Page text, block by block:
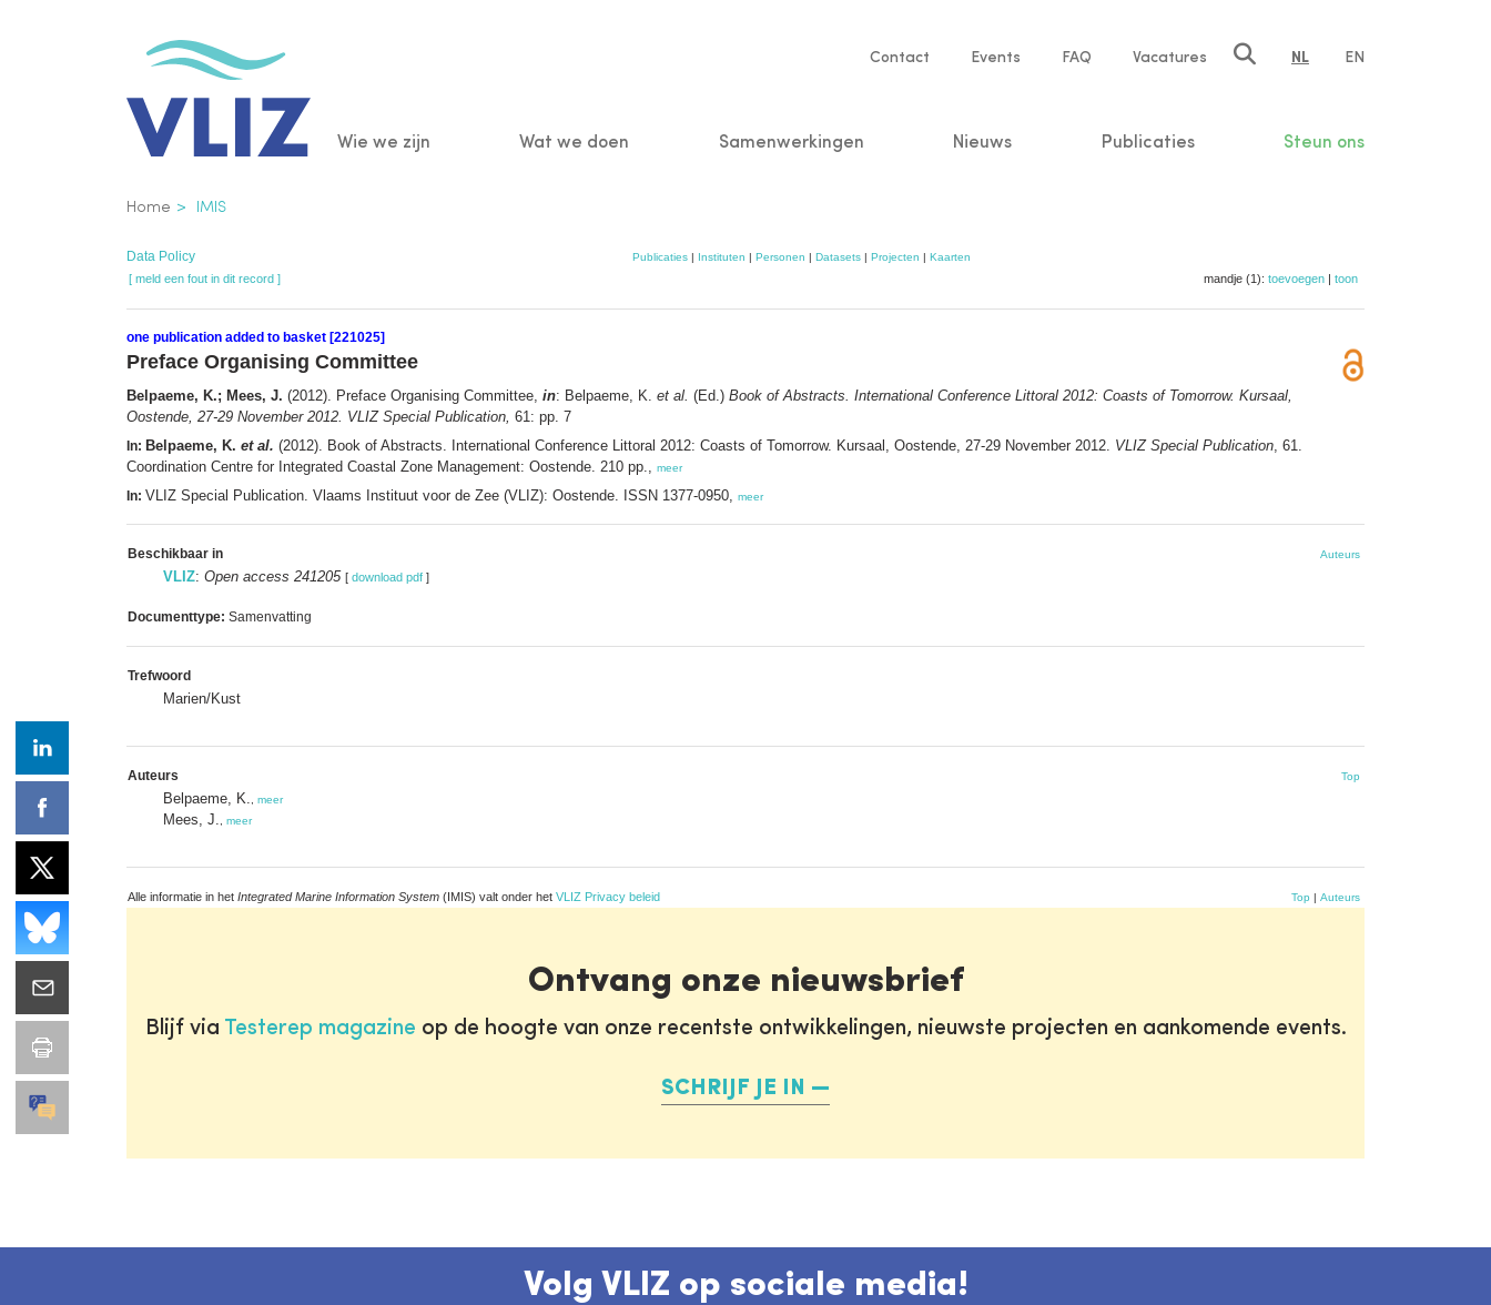
Service
Contact Events FAQ Vacatures NL EN
Main
Wie we zijn Wat we doen Samenwerkingen Nieuws Publicaties Steun ons
Kruimelpad
Home IMIS
Data Policy Publicaties| Instituten | Personen | Datasets| Projecten | Kaarten
[ meld een fout in dit record ] mandje (1): toevoegen | toon
one publication added to basket [221025]
Preface Organising Committee
Belpaeme, K.; Mees, J. (2012). Preface Organising Committee, in: Belpaeme, K. et al. (Ed.) Book of Abstracts. International Conference Littoral 2012: Coasts of Tomorrow. Kursaal,
Oostende, 27-29 November 2012. VLIZ Special Publication, 61: pp. 7
In: Belpaeme, K. et al. (2012). Book of Abstracts. International Conference Littoral 2012: Coasts of Tomorrow. Kursaal, Oostende, 27-29 November 2012. VLIZ Special Publication , 61.
Coordination Centre for Integrated Coastal Zone Management: Oostende. 210 pp.,
meer
In: VLIZ Special Publication. Vlaams Instituut voor de Zee (VLIZ): Oostende. ISSN 1377-0950, meer
Beschikbaar in Auteurs
VLIZ: Open access 241205 [ download pdf ]
Documenttype: Samenvatting
Trefwoord
Marien/Kust
Auteurs Top
Belpaeme, K. meer
Mees, J. meer
Alle informatie in het Integrated Marine Information System (IMIS) valt onder het VLIZ Privacy beleid Top | Auteurs
Ontvang onze nieuwsbrief
Blijf via Testerep magazine op de hoogte van onze recentste ontwikkelingen, nieuwste projecten en aankomende events.
SCHRIJF JE IN
Volg VLIZ op sociale media!